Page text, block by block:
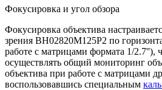
Фокусировка и угол обзора
Фокусировка объектива
зрения BH02820M125P2 по
работе с матрицами формата 1/2.7''),
осуществлять общий мониторинг
объектива при работе с матрицами
воспользовавшись специальным